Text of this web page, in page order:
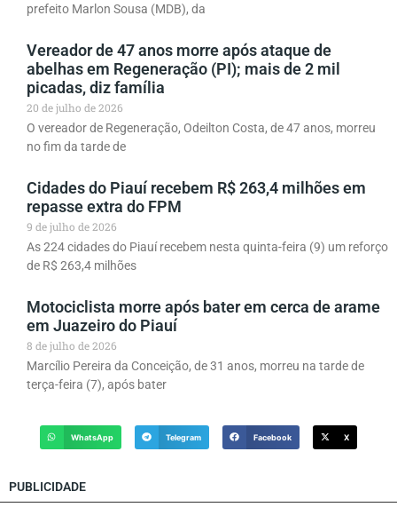
prefeito Marlon Sousa (MDB), da
Vereador de 47 anos morre após ataque de
abelhas em Regeneração (PI); mais de 2 mil
picadas, diz família
20 de julho de 2026
O vereador de Regeneração, Odeilton Costa, de 47 anos, morreu
no fim da tarde de
Cidades do Piauí recebem R$ 263,4 milhões em
repasse extra do FPM
9 de julho de 2026
As 224 cidades do Piauí recebem nesta quinta-feira (9) um reforço
de R$ 263,4 milhões
Motociclista morre após bater em cerca de arame
em Juazeiro do Piauí
8 de julho de 2026
Marcílio Pereira da Conceição, de 31 anos, morreu na tarde de
terça-feira (7), após bater
WhatsApp Telegram Facebook X
PUBLICIDADE